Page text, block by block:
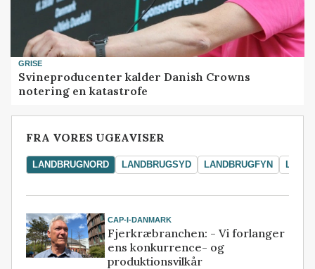
GRISE
Svineproducenter kalder Danish Crowns
notering en katastrofe
FRA VORES UGEAVISER
LANDBRUGNORD LANDBRUGSYD LANDBRUGFYN
CAP-I-DANMARK
Fjerkræbranchen: - Vi forlanger
ens konkurrence- og
produktionsvilkår